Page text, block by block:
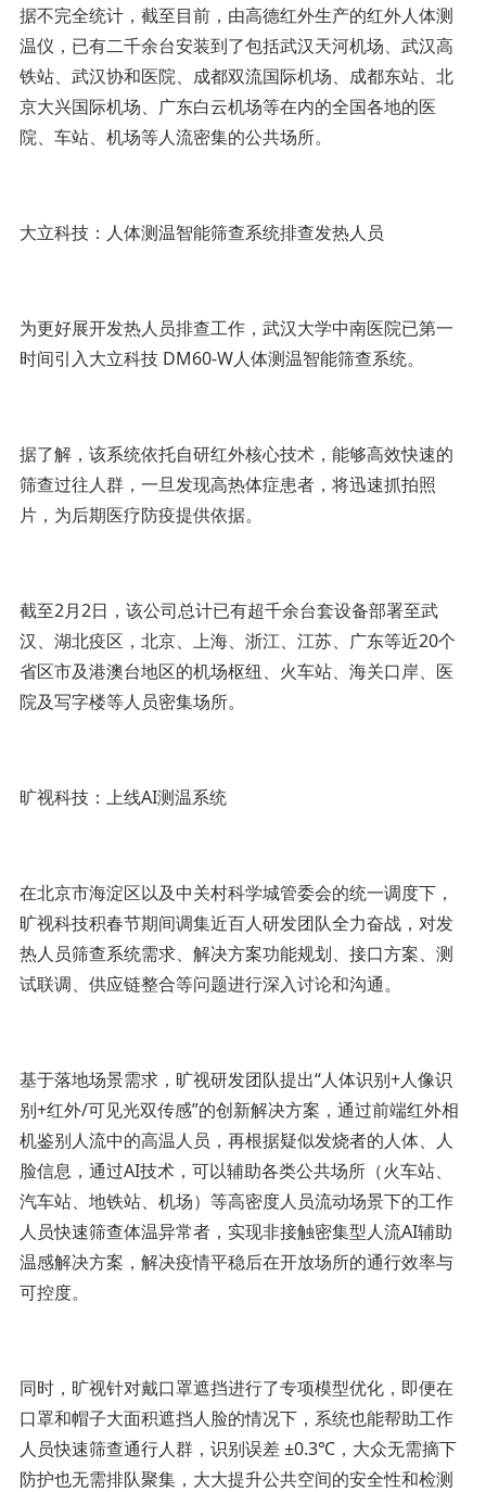
据不完全统计，截至目前，由高德红外生产的红外人体测
温仪，已有二千余台安装到了包括武汉天河机场、武汉高
铁站、武汉协和医院、成都双流国际机场、成都东站、北
京大兴国际机场、广东白云机场等在内的全国各地的医
院、车站、机场等人流密集的公共场所。
大立科技：人体测温智能筛查系统排查发热人员
为更好展开发热人员排查工作，武汉大学中南医院已第一
时间引入大立科技 DM60-W人体测温智能筛查系统。
据了解，该系统依托自研红外核心技术，能够高效快速的
筛查过往人群，一旦发现高热体症患者，将迅速抓拍照
片，为后期医疗防疫提供依据。
截至2月2日，该公司总计已有超千余台套设备部署至武
汉、湖北疫区，北京、上海、浙江、江苏、广东等近20个
省区市及港澳台地区的机场枢纽、火车站、海关口岸、医
院及写字楼等人员密集场所。
旷视科技：上线AI测温系统
在北京市海淀区以及中关村科学城管委会的统一调度下，
旷视科技积春节期间调集近百人研发团队全力奋战，对发
热人员筛查系统需求、解决方案功能规划、接口方案、测
试联调、供应链整合等问题进行深入讨论和沟通。
基于落地场景需求，旷视研发团队提出“人体识别+人像识
别+红外/可见光双传感”的创新解决方案，通过前端红外相
机鉴别人流中的高温人员，再根据疑似发烧者的人体、人
脸信息，通过AI技术，可以辅助各类公共场所（火车站、
汽车站、地铁站、机场）等高密度人员流动场景下的工作
人员快速筛查体温异常者，实现非接触密集型人流AI辅助
温感解决方案，解决疫情平稳后在开放场所的通行效率与
可控度。
同时，旷视针对戴口罩遮挡进行了专项模型优化，即便在
口罩和帽子大面积遮挡人脸的情况下，系统也能帮助工作
人员快速筛查通行人群，识别误差 ±0.3℃，大众无需摘下
防护也无需排队聚集，大大提升公共空间的安全性和检测